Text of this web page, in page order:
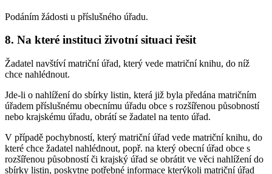
Podáním žádosti u příslušného úřadu.
8. Na které instituci životní situaci řešit
Žadatel navštíví matriční úřad, který vede matriční knihu, do níž
chce nahlédnout.
Jde-li o nahlížení do sbírky listin, která již byla předána matričním
úřadem příslušnému obecnímu úřadu obce s rozšířenou působností
nebo krajskému úřadu, obrátí se žadatel na tento úřad.
V případě pochybností, který matriční úřad vede matriční knihu, do
které chce žadatel nahlédnout, popř. na který obecní úřad obce s
rozšířenou působností či krajský úřad se obrátit ve věci nahlížení do
sbírky listin, poskytne potřebné informace kterýkoli matriční úřad